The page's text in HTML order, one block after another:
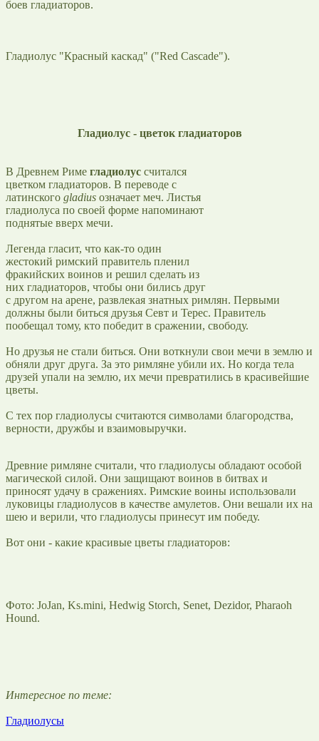
боев гладиаторов.
Гладиолус "Красный каскад" ("Red Cascade").
Гладиолус - цветок гладиаторов
В Древнем Риме гладиолус считался
цветком гладиаторов. В переводе с
латинского gladius означает меч. Листья
гладиолуса по своей форме напоминают
поднятые вверх мечи.
Легенда гласит, что как-то один
жестокий римский правитель пленил
фракийских воинов и решил сделать из
них гладиаторов, чтобы они бились друг
с другом на арене, развлекая знатных римлян. Первыми
должны были биться друзья Севт и Терес. Правитель
пообещал тому, кто победит в сражении, свободу.
Но друзья не стали биться. Они воткнули свои мечи в землю и
обняли друг друга. За это римляне убили их. Но когда тела
друзей упали на землю, их мечи превратились в красивейшие
цветы.
С тех пор гладиолусы считаются символами благородства,
верности, дружбы и взаимовыручки.
Древние римляне считали, что гладиолусы обладают особой
магической силой. Они защищают воинов в битвах и
приносят удачу в сражениях. Римские воины использовали
луковицы гладиолусов в качестве амулетов. Они вешали их на
шею и верили, что гладиолусы принесут им победу.
Вот они - какие красивые цветы гладиаторов:
Фото: JoJan, Ks.mini, Hedwig Storch, Senet, Dezidor, Pharaoh
Hound.
Интересное по теме:
Гладиолусы